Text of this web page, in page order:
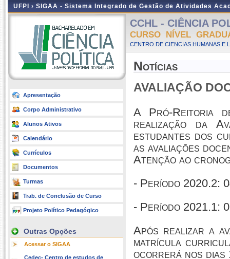
UFPI › SIGAA - Sistema Integrado de Gestão de Atividades
Apresentação
Corpo Administrativo
Alunos Ativos
Calendário
Currículos
Documentos
Turmas
Trab. de Conclusão de Curso
Projeto Político Pedagógico
Outras Opções
Acessar o SIGAA
Cedec- Centro de estudos de
CCHL - CIÊNCIA
CURSO NÍVEL
CENTRO DE CIENCIAS HUMANAS E
Notícias
AVALIAÇÃO
A Pró-Reitoria
realização da
estudantes dos
as avaliações
Atenção ao
- Período 2020.2:
- Período 2021.1:
Após realizar a
matrícula
ocorrerá nos dias